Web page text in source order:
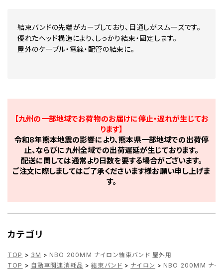
結束バンドの先端がカーブしており、目通しがスムーズです。
優れたヘッド構造により、しっかり結束・固定します。
屋外のケーブル・電線・配管の結束に。
【九州の一部地域でお荷物のお届けに停止・遅れが生じてお
ります】
令和8年熊本地震の影響により、熊本県一部地域での出荷停
止、ならびに九州全域での出荷遅延が生じております。
配送に関しては通常より日数を要する場合がございます。
ご注文に際しましてはご了承くださいます様お願い申し上げま
す。
カテゴリ
TOP > 3M > NBO 200MM ナイロン結束バンド 屋外用
TOP > 自動車関連消耗品 > 結束バンド > ナイロン > NBO 200MM ナイ